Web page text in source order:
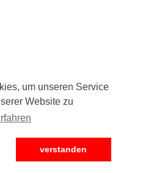
um unseren Service
Website zu
verstanden